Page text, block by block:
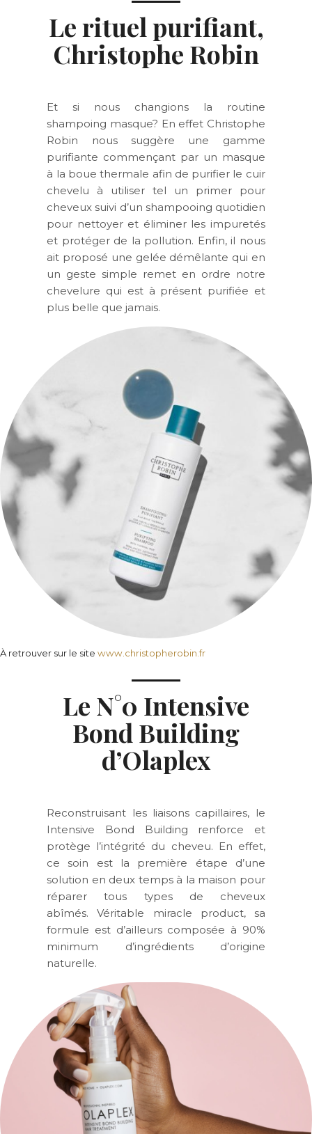
Le rituel purifiant,
Christophe Robin
Et si nous changions la routine
shampoing masque? En effet Christophe
Robin nous suggère une gamme
purifiante commençant par un masque
à la boue thermale afin de purifier le cuir
chevelu à utiliser tel un primer pour
cheveux suivi d’un shampooing quotidien
pour nettoyer et éliminer les impuretés
et protéger de la pollution. Enfin, il nous
ait proposé une gelée démêlante qui en
un geste simple remet en ordre notre
chevelure qui est à présent purifiée et
plus belle que jamais.
À retrouver sur le site www.christopherobin.fr
Le N°0 Intensive
Bond Building
d’Olaplex
Reconstruisant les liaisons capillaires, le
Intensive Bond Building renforce et
protège l’intégrité du cheveu. En effet,
ce soin est la première étape d’une
solution en deux temps à la maison pour
réparer tous types de cheveux
abîmés. Véritable miracle product, sa
formule est d’ailleurs composée à 90%
minimum d’ingrédients d’origine
naturelle.